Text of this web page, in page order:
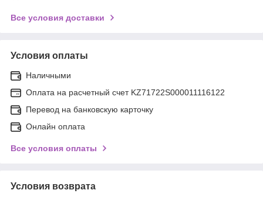
Все условия доставки
Условия оплаты
Наличными
Оплата на расчетный счет KZ71722S000011116122
Перевод на банковскую карточку
Онлайн оплата
Все условия оплаты
Условия возврата